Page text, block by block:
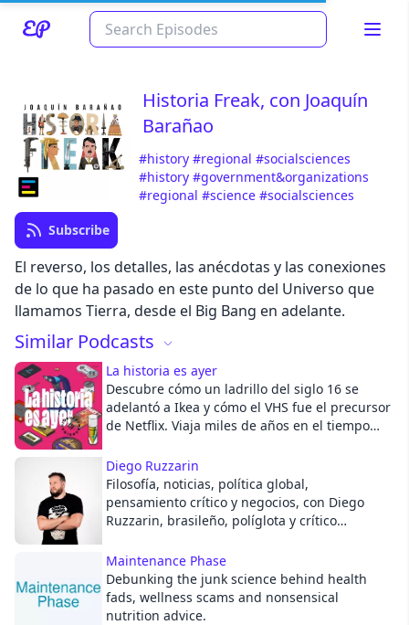
Cancel Save
Historia Freak, con Joaquín
Barañao
#history #regional #socialsciences
#history #government&organizations
#regional #science #socialsciences
Subscribe
El reverso, los detalles, las anécdotas y las conexiones
de lo que ha pasado en este punto del Universo que
llamamos Tierra, desde el Big Bang en adelante.
Similar Podcasts
La historia es ayer
Descubre cómo un ladrillo del siglo 16 se
adelantó a Ikea y cómo el VHS fue el precursor
de Netflix. Viaja miles de años en el tiempo
aprende lo que los humanos no se atreven a
decir removiendo entre su basura. Escrito y
dirigido por Marcus H, el arqueólogo Alfredo
González Ruibal nos acompaña en este viaje a
lo más profundo de la condición humana.
Diego Ruzzarin
Filosofía, noticias, política global,
pensamiento crítico y negocios, con Diego
Ruzzarin, brasileño, políglota y crítico
Experiencias y consultor en todos los
continentes.IG: @diegoruzzarinFB:
@diegoruzzarinWeb:
https://diegoruzzarin.com/ See
Maintenance Phase
Debunking the junk science behind health
fads, wellness scams and nonsensical
nutrition advice.